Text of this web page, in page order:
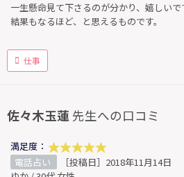
一生懸命見て下さるのが分かり、嬉しいで
結果もなるほど、と思えるものです。
仕事
佐々木玉蓮 先生への口コミ
満足度：
電話占い
［投稿日］2018年11月14日